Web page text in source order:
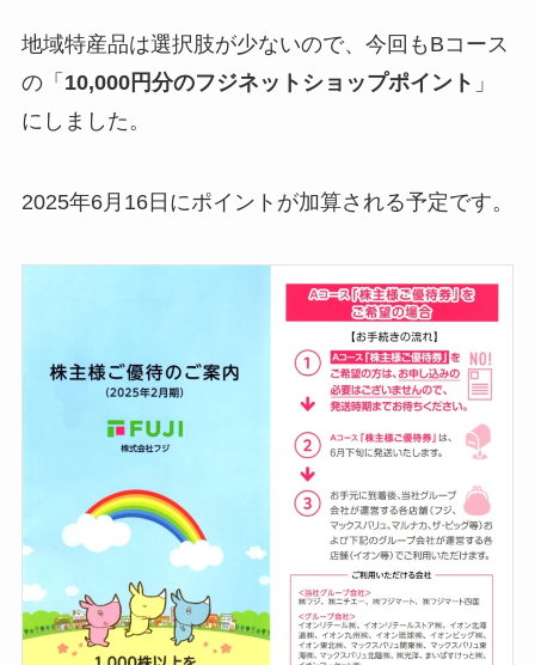
地域特産品は選択肢が少ないので、今回もBコース
の「 10,000円分のフジネットショップポイント 」
にしました。
2025年6月16日にポイントが加算される予定です。